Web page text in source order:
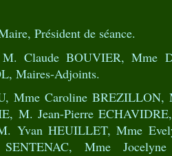
Président de séance.
Claude BOUVIER, Mme
Maires-Adjoints.
Mme Caroline BREZILLON,
M. Jean-Pierre
Yvan HEUILLET, Mme
Mme Jocelyne